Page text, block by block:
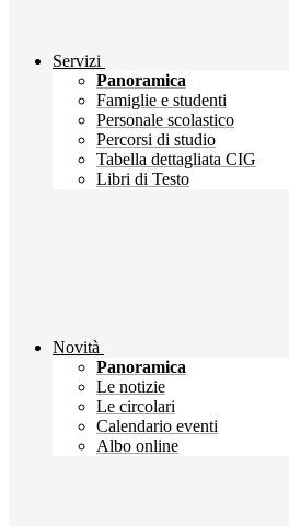
Servizi
Panoramica
Famiglie e studenti
Personale scolastico
Percorsi di studio
Tabella dettagliata CIG
Libri di Testo
Novità
Panoramica
Le notizie
Le circolari
Calendario eventi
Albo online